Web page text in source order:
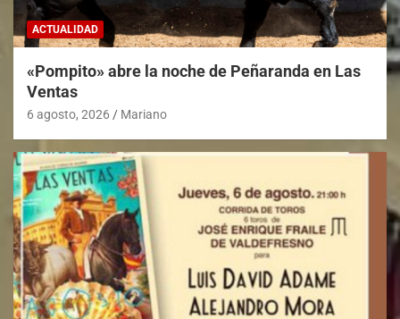
ACTUALIDAD
«Pompito» abre la noche de Peñaranda en Las
Ventas
6 agosto, 2026 Mariano